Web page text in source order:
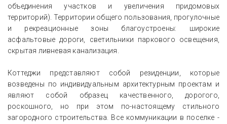
объединения участков и увеличения придомовых
территорий). Территории общего пользования, прогулочные
и рекреационные зоны благоустроены: широкие
асфальтовые дороги, светильники паркового освещения,
скрытая ливневая канализация.
Коттеджи представляют собой резиденции, которые
возведены по индивидуальным архитектурным проектам и
являют собой образец качественного, дорогого,
роскошного, но при этом по-настоящему стильного
загородного строительства. Все коммуникации в поселке -